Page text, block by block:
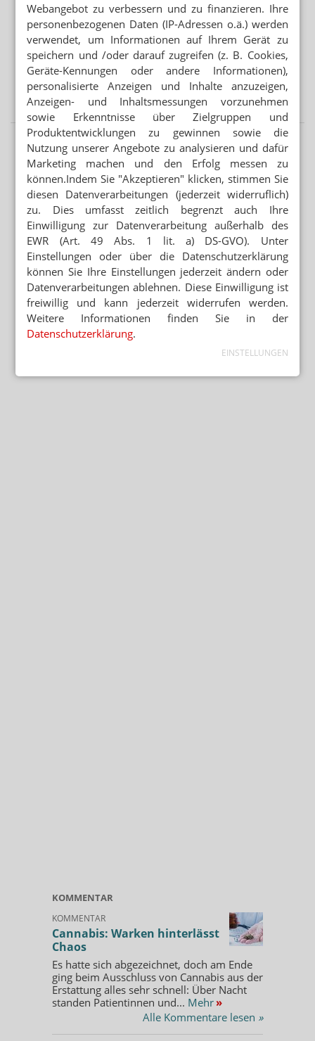
Webangebot zu verbessern und zu finanzieren. Ihre
personenbezogenen Daten (IP-Adressen o.ä.) werden
verwendet, um Informationen auf Ihrem Gerät zu
speichern und /oder darauf zugreifen (z. B. Cookies,
Geräte-Kennungen oder andere Informationen),
personalisierte Anzeigen und Inhalte anzuzeigen,
Anzeigen- und Inhaltsmessungen vorzunehmen
sowie Erkenntnisse über Zielgruppen und
Produktentwicklungen zu gewinnen sowie die
Nutzung unserer Angebote zu analysieren und dafür
Marketing machen und den Erfolg messen zu
können.Indem Sie "Akzeptieren" klicken, stimmen Sie
diesen Datenverarbeitungen (jederzeit widerruflich)
zu. Dies umfasst zeitlich begrenzt auch Ihre
Einwilligung zur Datenverarbeitung außerhalb des
EWR (Art. 49 Abs. 1 lit. a) DS-GVO). Unter
Einstellungen oder über die Datenschutzerklärung
können Sie Ihre Einstellungen jederzeit ändern oder
Datenverarbeitungen ablehnen. Diese Einwilligung ist
freiwillig und kann jederzeit widerrufen werden.
Weitere Informationen finden Sie in der
Datenschutzerklärung.
EINSTELLUNGEN
GENERIKAKONZERNE
Neuer Deutschlandchef für Hexal
AUSSICHTEN NOCH NIE „HELLER“ GEWESEN
Retatrutid: Lillys nächster großer Abnehm-
Hoffnungsträger
KOMMENTAR
KOMMENTAR
Cannabis: Warken hinterlässt
Chaos
Es hatte sich abgezeichnet, doch am Ende
ging beim Ausschluss von Cannabis aus der
Erstattung alles sehr schnell: Über Nacht
standen Patientinnen und... Mehr »
Alle Kommentare lesen »